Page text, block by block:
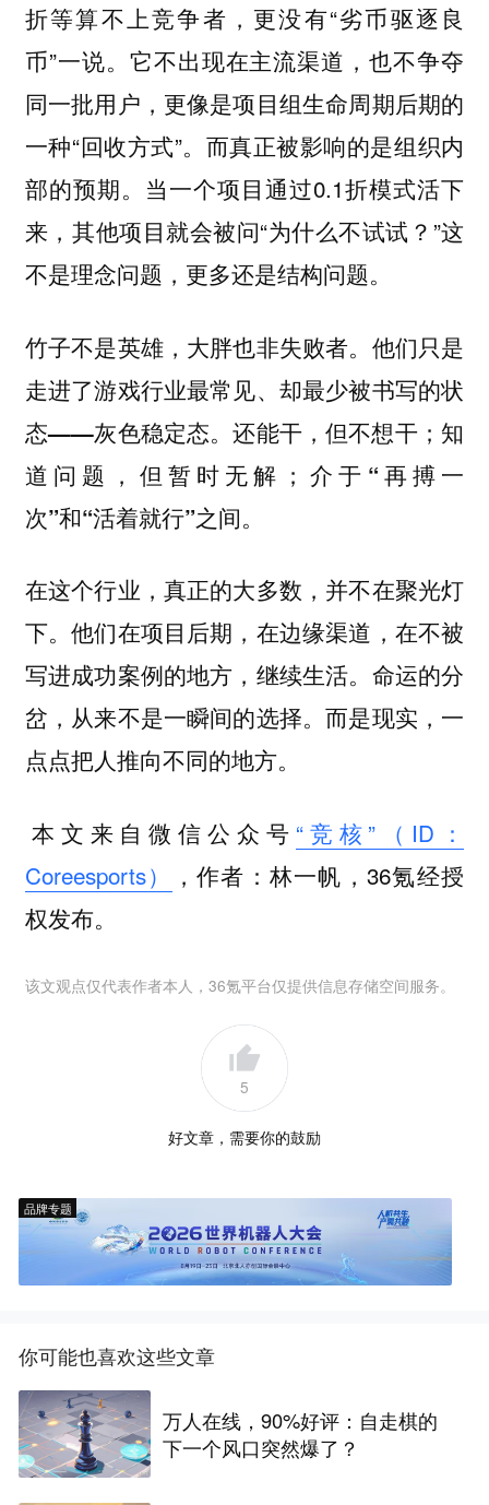
折等算不上竞争者，更没有“劣币驱逐良
币”一说。它不出现在主流渠道，也不争夺
同一批用户，更像是项目组生命周期后期的
一种“回收方式”。而真正被影响的是组织内
部的预期。当一个项目通过0.1折模式活下
来，其他项目就会被问“为什么不试试？”这
不是理念问题，更多还是结构问题。
竹子不是英雄，大胖也非失败者。他们只是
走进了游戏行业最常见、却最少被书写的状
态——灰色稳定态。还能干，但不想干；知
道问题，但暂时无解；介于“再搏一
次”和“活着就行”之间。
在这个行业，真正的大多数，并不在聚光灯
下。他们在项目后期，在边缘渠道，在不被
写进成功案例的地方，继续生活。命运的分
岔，从来不是一瞬间的选择。而是现实，一
点点把人推向不同的地方。
‍本文来自微信公众号 “竞核”（ID：
Coreesports）
，作者：林一帆，36氪经授
权发布。
该文观点仅代表作者本人，36氪平台仅提供信息存储空间服务。
5
好文章，需要你的鼓励
品牌专题
你可能也喜欢这些文章
万人在线，90%好评：自走棋的
下一个风口突然爆了？